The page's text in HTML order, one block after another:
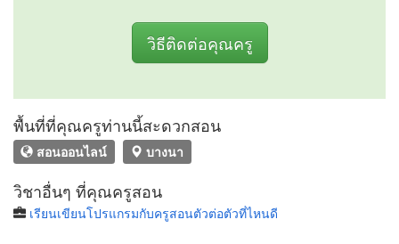
วิธีติดต่อคุณครู
พื้นที่ที่คุณครูท่านนี้สะดวกสอน
สอนออนไลน์ บางนา
วิชาอื่นๆ ที่คุณครูสอน
เรียนเขียนโปรแกรมกับครูสอนตัวต่อตัวที่ไหนดี